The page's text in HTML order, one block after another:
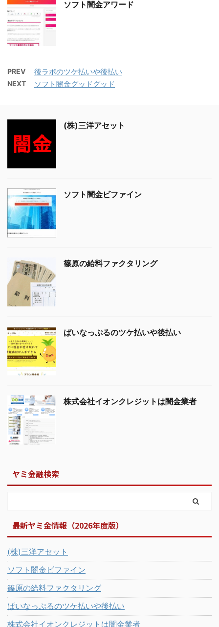
ソフト闇金アワード
PREV 後ラボのツケ払いや後払い
NEXT ソフト闇金グッドグッド
(株)三洋アセット
ソフト闇金ビファイン
篠原の給料ファクタリング
ぱいなっぷるのツケ払いや後払い
株式会社イオンクレジットは闇金業者
ヤミ金融検索
最新ヤミ金情報（2026年度版）
(株)三洋アセット
ソフト闇金ビファイン
篠原の給料ファクタリング
ぱいなっぷるのツケ払いや後払い
株式会社イオンクレジットは闇金業者